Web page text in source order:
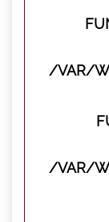
/VAR/
/VAR/